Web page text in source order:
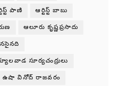
పాణి ఆర్టిస్ట్ బాబు
ఆలూరు కృష్ణప్రసాదు
సూర్యచంద్రులు
ఉషా వినోద్ రాజవరం